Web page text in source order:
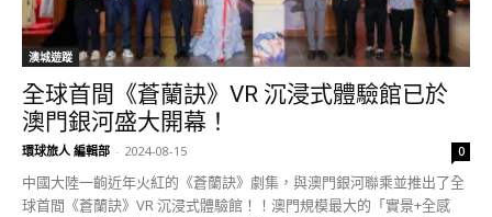
澳城遊蹤
全球首間《蒼蘭訣》VR 沉浸式體驗館已於
澳門銀河盛大開幕！
環球旅人 編輯部 - 2024-08-15 0
中國大陸一齣近年火紅的《蒼蘭訣》劇集，與澳門銀河聯乘並推出了全
球首間《蒼蘭訣》VR 沉浸式體驗館！！澳門規模最大的「實景+全感